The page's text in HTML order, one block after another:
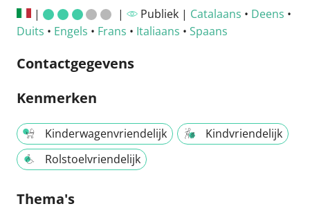
| | Publiek | Catalaans • Deens •
Duits • Engels • Frans • Italiaans • Spaans
Contactgegevens
Kenmerken
Kinderwagenvriendelijk
Kindvriendelijk
Rolstoelvriendelijk
Thema's